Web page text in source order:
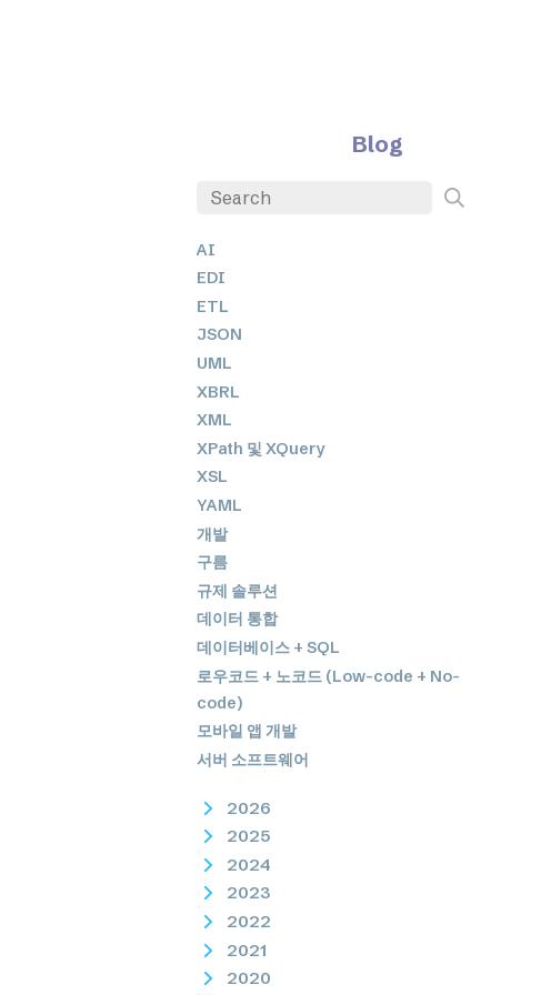
Blog
AI
EDI
ETL
JSON
UML
XBRL
XML
XPath 및 XQuery
XSL
YAML
개발
구름
규제 솔루션
데이터 통합
데이터베이스 + SQL
로우코드 + 노코드 (Low-code + No-
code)
모바일 앱 개발
서버 소프트웨어
2026
2025
2024
2023
2022
2021
2020